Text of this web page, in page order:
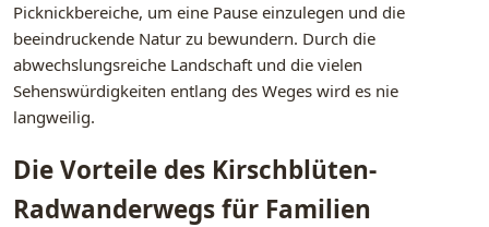
Picknickbereiche, um eine Pause einzulegen und die
beeindruckende Natur zu bewundern. Durch die
abwechslungsreiche Landschaft und die vielen
Sehenswürdigkeiten entlang des Weges wird es nie
langweilig.
Die Vorteile des Kirschblüten-
Radwanderwegs für Familien